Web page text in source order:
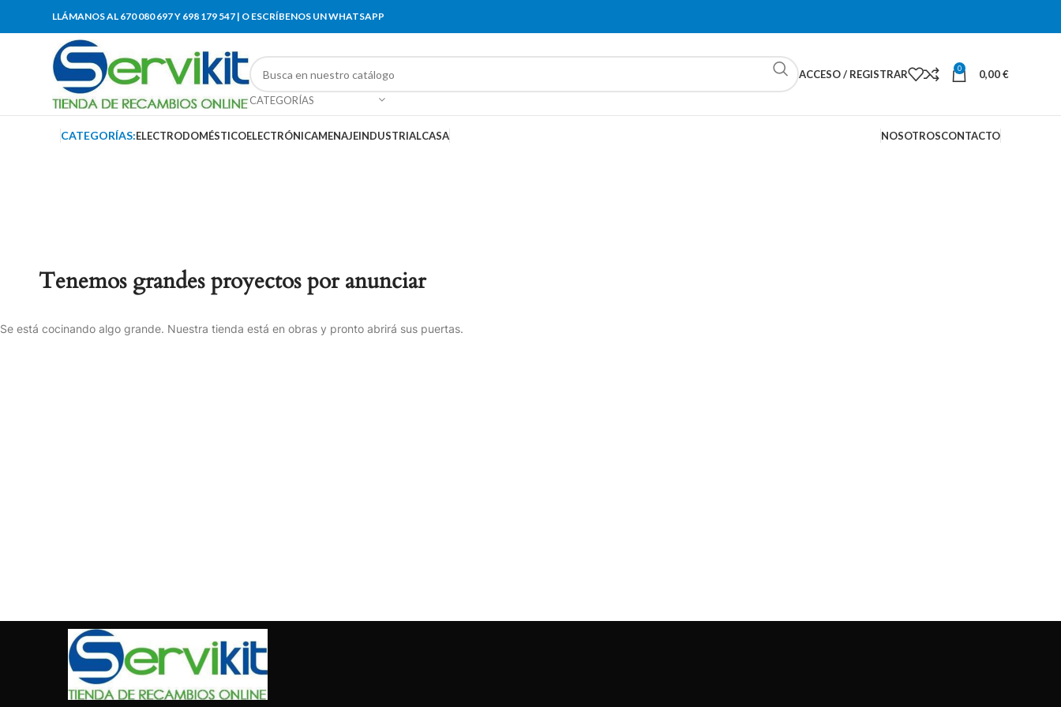
LLÁMANOS AL 670 080 697 Y 698 179 547 | O ESCRÍBENOS UN WHATSAPP
CATEGORÍAS
ACCESO / REGISTRAR 0 0,00€
CATEGORÍAS:ELECTRODOMÉSTICOELECTRÓNICAMENAJEINDUSTRIALCASA NOSOTROSCONTACTO
Tenemos grandes proyectos por anunciar
Se está cocinando algo grande. Nuestra tienda está en obras y pronto abrirá sus puertas.